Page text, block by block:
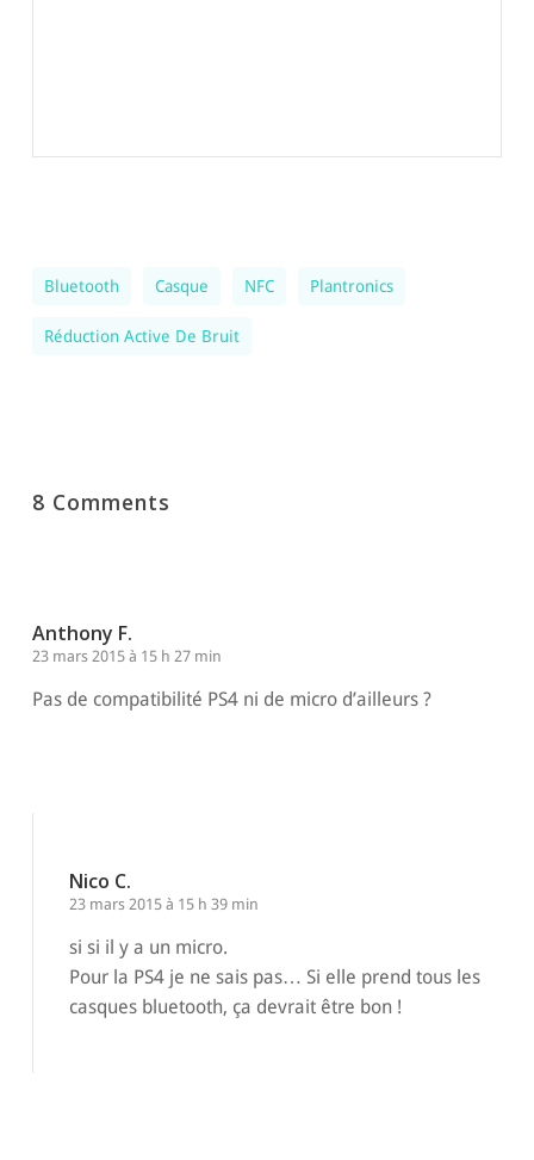
Bluetooth Casque NFC Plantronics
Réduction Active De Bruit
8 Comments
Anthony F.
23 mars 2015 à 15 h 27 min
Pas de compatibilité PS4 ni de micro d’ailleurs ?
Nico C.
23 mars 2015 à 15 h 39 min
si si il y a un micro.
Pour la PS4 je ne sais pas… Si elle prend tous les
casques bluetooth, ça devrait être bon !